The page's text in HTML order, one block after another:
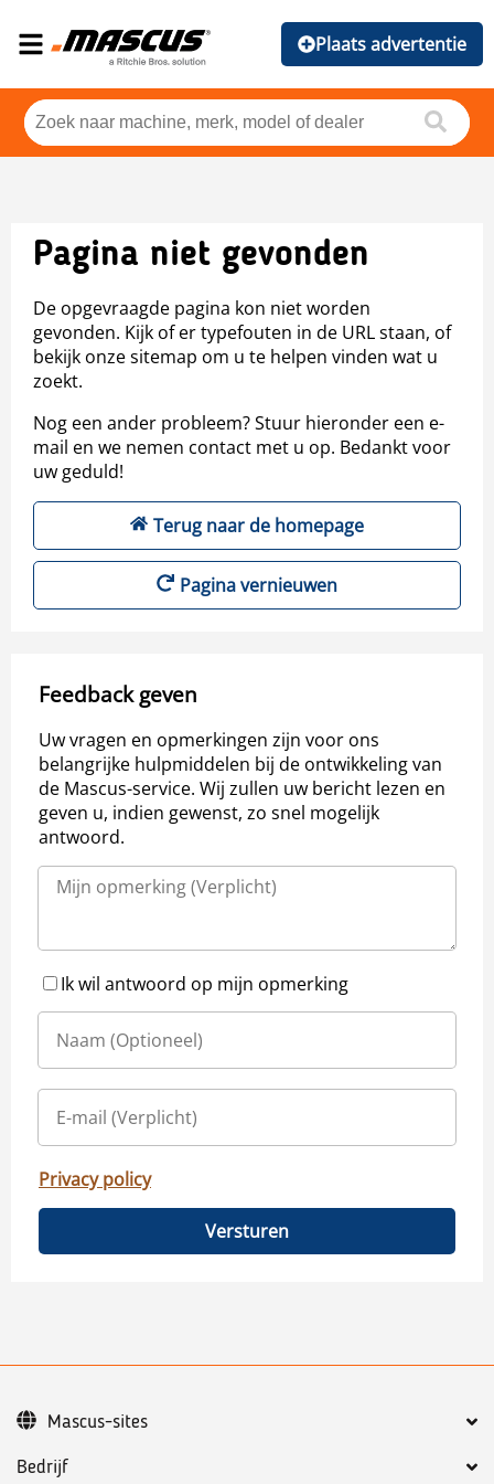
Plaats advertentie
Pagina niet gevonden
De opgevraagde pagina kon niet worden
gevonden. Kijk of er typefouten in de URL staan, of
bekijk onze sitemap om u te helpen vinden wat u
zoekt.
Nog een ander probleem? Stuur hieronder een e-
mail en we nemen contact met u op. Bedankt voor
uw geduld!
Terug naar de homepage
Pagina vernieuwen
Feedback geven
Uw vragen en opmerkingen zijn voor ons
belangrijke hulpmiddelen bij de ontwikkeling van
de Mascus-service. Wij zullen uw bericht lezen en
geven u, indien gewenst, zo snel mogelijk
antwoord.
Ik wil antwoord op mijn opmerking
Privacy policy
Versturen
Bedrijf
Mascus-sites